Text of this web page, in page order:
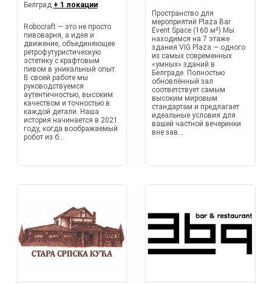
Белград + 1 локации
Robocraft — это не просто
пивоварня, а идея и
движение, объединяющее
ретрофутуристическую
эстетику с крафтовым
пивом в уникальный опыт.
В своей работе мы
руководствуемся
аутентичностью, высоким
качеством и точностью в
каждой детали. Наша
история начинается в 2021
году, когда воображаемый
робот из б...
Пространство для
мероприятий Plaza Bar
Event Space (160 м²) Мы
находимся на 7 этаже
здания VIG Plaza — одного
из самых современных
«умных» зданий в
Белграде. Полностью
обновлённый зал
соответствует самым
высоким мировым
стандартам и предлагает
идеальные условия для
вашей частной вечеринки
вне зав...